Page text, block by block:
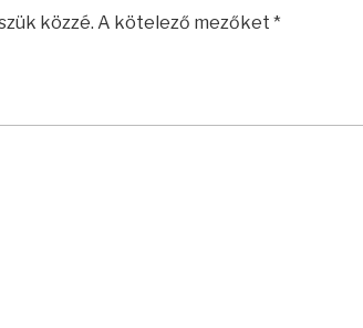
közzé. A kötelező mezőket *